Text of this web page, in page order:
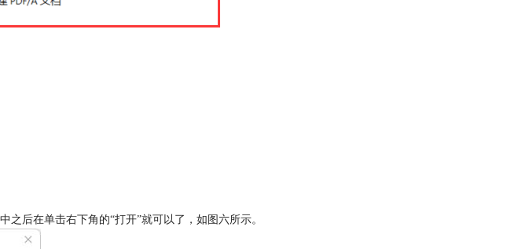
后在单击右下角的“打开”就可以了，如图六所示。